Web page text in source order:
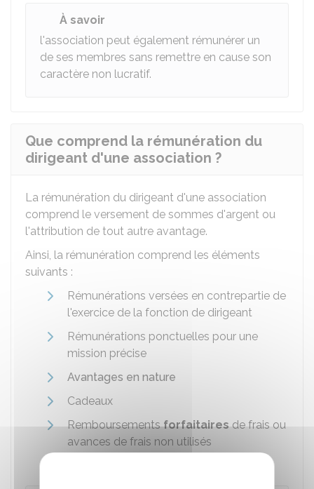
À savoir
l'association peut également rémunérer un
de ses membres sans remettre en cause son
caractère non lucratif.
Que comprend la rémunération du
dirigeant d'une association ?
La rémunération du dirigeant d'une association
comprend le versement de sommes d'argent ou
l'attribution de tout autre avantage.
Ainsi, la rémunération comprend les éléments
suivants :
Rémunérations versées en contrepartie de
l'exercice de la fonction de dirigeant
Rémunérations ponctuelles pour une
mission précise
Avantages en nature
Cadeaux
Remboursementsforfaitairesde frais ou
avances de frais non utilisés